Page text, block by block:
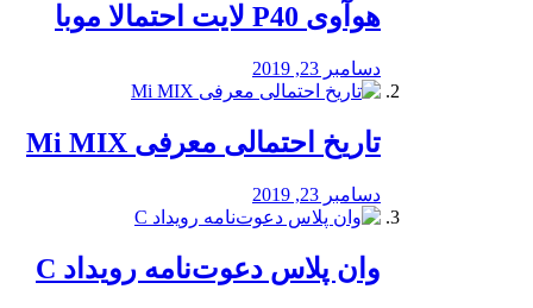
هوآوی P40 لایت احتمالا موبا
دسامبر 23, 2019
تاریخ احتمالی معرفی Mi MIX
دسامبر 23, 2019
وان پلاس دعوت‌نامه رویداد C